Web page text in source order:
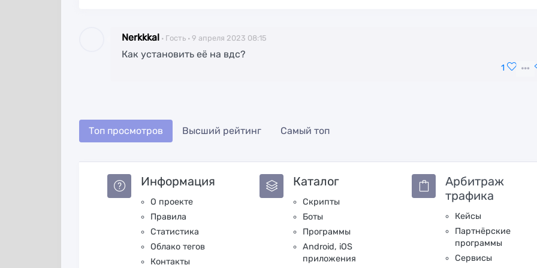
Nerkkkal Гость 9 апреля 2023 08:15
Как установить её на вдс?
1
Топ просмотров Высший рейтинг Самый топ
Информация
О проекте
Правила
Статистика
Облако тегов
Контакты
Каталог
Скрипты
Боты
Программы
Android, iOS
приложения
Арбитраж
трафика
Кейсы
Партнёрские
программы
Сервисы